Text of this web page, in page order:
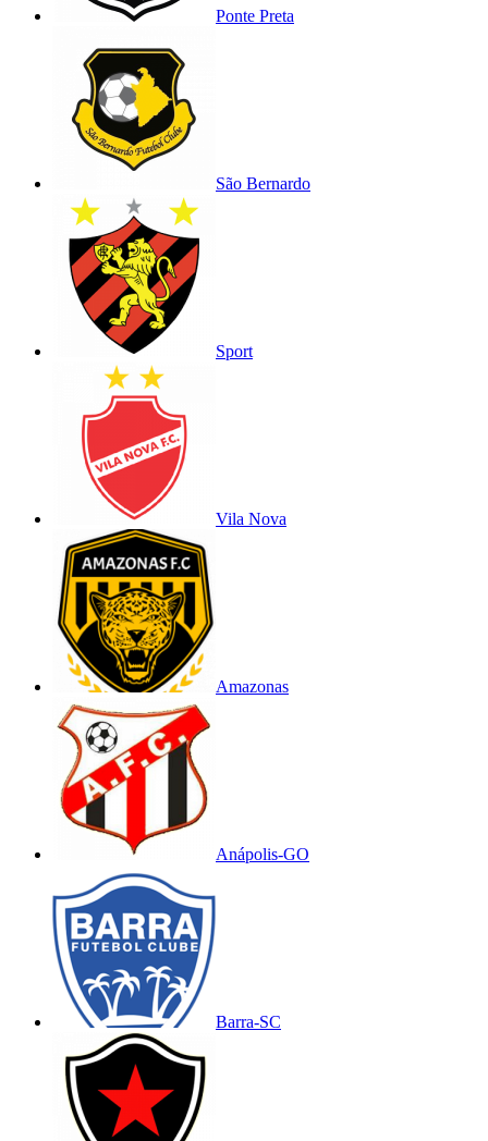
Ponte Preta
São Bernardo
Sport
Vila Nova
Amazonas
Anápolis-GO
Barra-SC